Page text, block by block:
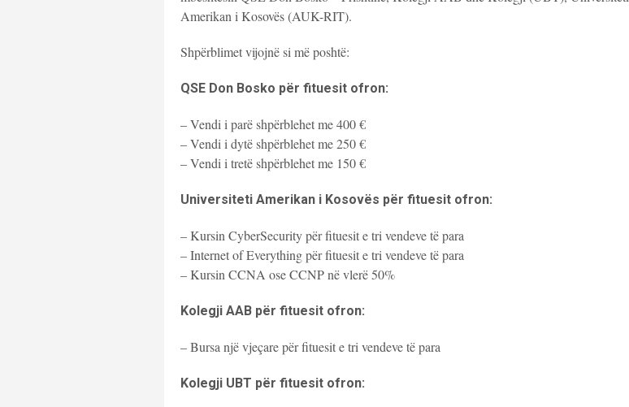
Amerikan i Kosovës (AUK-RIT).
Shpërblimet vijojnë si më poshtë:
QSE Don Bosko për fituesit ofron:
– Vendi i parë shpërblehet me 400 €
– Vendi i dytë shpërblehet me 250 €
– Vendi i tretë shpërblehet me 150 €
Universiteti Amerikan i Kosovës për fituesit ofron:
– Kursin CyberSecurity për fituesit e tri vendeve të para
– Internet of Everything për fituesit e tri vendeve të para
– Kursin CCNA ose CCNP në vlerë 50%
Kolegji AAB për fituesit ofron:
– Bursa një vjeçare për fituesit e tri vendeve të para
Kolegji UBT për fituesit ofron: